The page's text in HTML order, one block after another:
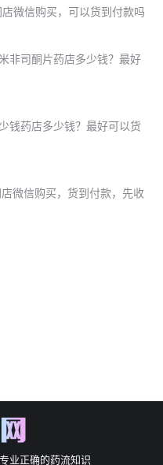
微信购买，可以货到付款吗
非司酮片药店多少钱？最好
钱药店多少钱？最好可以货
微信购买，货到付款，先收
业正确的药流知识